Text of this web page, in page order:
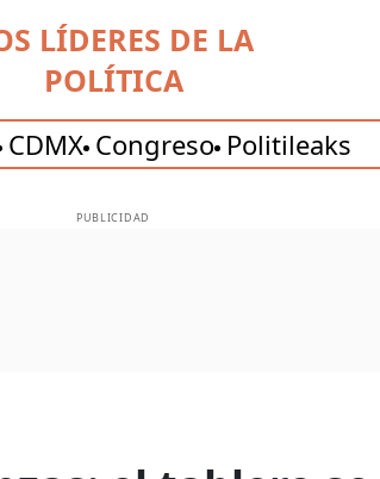
LÍDERES DE LA
POLÍTICA
CDMX Congreso Politileaks
PUBLICIDAD